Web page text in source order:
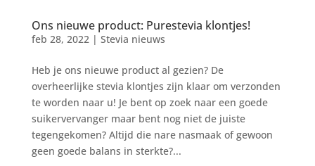
Ons nieuwe product: Purestevia klontjes!
feb 28, 2022| Stevia nieuws
Heb je ons nieuwe product al gezien? De
overheerlijke stevia klontjes zijn klaar om verzonden
te worden naar u! Je bent op zoek naar een goede
suikervervanger maar bent nog niet de juiste
tegengekomen? Altijd die nare nasmaak of gewoon
geen goede balans in sterkte?...